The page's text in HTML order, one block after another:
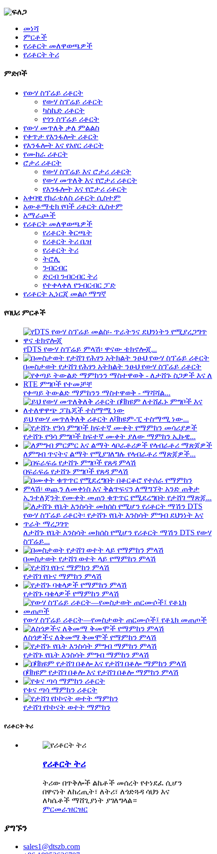
መነሻ
ምርቶች
የሪቶርት መለዋወጫዎች
የሪቶርት ትሪ
ምድቦች
የውሃ ስፕሬይ ሪቶርት
የውሃ ስፕሬይ ሪቶርት
ካስኬድ ሪቶርት
የጎን ስፕሬይ ሪቶርት
የውሃ መጥለቅ ቃለ ምልልስ
የቀጥታ የእንፋሎት ሪቶርት
የእንፋሎት እና የአየር ሪቶርት
የሙከራ ሪቶርት
ሮታሪ ሪቶርት
የውሃ ስፕሬይ እና ሮታሪ ሪቶርት
የውሃ መጥለቅ እና የሮታሪ ሪቶርት
የእንፋሎት እና የሮታሪ ሪቶርት
አቀባዊ የክራቴለስ ሪቶርት ሲስተም
አውቶማቲክ የባች ሪቶርት ሲስተም
አማራጮች
የሪቶርት መለዋወጫዎች
የሪቶርት ቅርጫት
የሪቶርት ትሪ ቤዝ
የሪቶርት ትሪ
ትሮሊ
ንብርብር
ድርብ ንብርብር ትሪ
የተቀላቀለ የንብርብር ፓድ
የሪቶርት ኢነርጂ መልሶ ማግኛ
የባህሪ ምርቶች
የDTS የውሃ ስፕሬይ ምላሽ፡ ዋናው ቴክኖሎጂ...
በመስታወት የታሸገ የሕፃን አትክልት ንፁህ የውሃ ስፕሬይ ሪቶርት
የቀጣይ ትውልድ ማምከንን ማስተዋወቅ - ማሻሻል...
ይህ የውሃ መጥለቅለቅ ሪቶርት ለቫክዩም-ፒ ተስማሚ ነው...
የታሸጉ የዓሳ ምግቦች ከፍተኛ ሙቀት ያለው ማምከን ኢኩዊ...
ለምግብ ጥናትና ልማት የሚያገለግሉ የላብራቶሪ ማጽጃዎች...
በፍራፍሬ የታሸጉ ምግቦች የጸዳ ምላሽ
ኢንተለጀንት የሙቀት መጠን ቁጥጥር የሚደረግበት የታሸገ ማጽጃ...
ለታሸጉ የቤት እንስሳት መክሰስ የሚሆን የሪቶርት ማሽን DTS የውሃ
ስፕሬይ...
በመስታወት የታሸገ ወተት ላይ የማምከን ምላሽ
የታሸገ የቡና ማምከን ምላሽ
የታሸጉ ባቄላዎች የማምከን ምላሽ
የውሃ ስፕሬይ ሪቶርት—የመስታወት ጠርሙሶች፤ የቶኒክ መጠጦች
ለስጎዎችና ለቅመማ ቅመሞች የማምከን ምላሽ
የታሸጉ የቤት እንስሳት ምግብ ማምከን ምላሽ
በቫክዩም የታሸገ በቆሎ እና የታሸገ በቆሎ ማምከን ምላሽ
የቱና ጣሳ ማምከን ሪቶርት
የታሸገ የኮኮናት ወተት ማምከን
የሪቶርት ትሪ
የሪቶርት ትሪ
ትሪው በጥቅሎች ልኬቶች መሰረት የተነደፈ ሲሆን
በዋናነት ለከረጢት፣ ለትሪ፣ ለጎድጓዳ ሳህን እና
ለካሴቶች ማሸጊያነት ያገለግላል።
ምርመራዝርዝር
ያግኙን
sales1@dtszb.com